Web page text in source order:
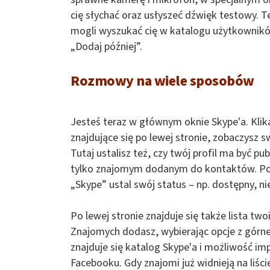
cię słychać oraz usłyszeć dźwięk testowy.
mogli wyszukać cię w katalogu
„Dodaj później”.
Rozmowy na wiele sposobów
Jesteś teraz w głównym oknie Skype'a.
znajdujące się po lewej stronie, zobaczysz
Tutaj ustalisz też, czy twój profil ma być
tylko znajomym dodanym do kontaktów.
„Skype” ustal swój status – np. dostępny,
Po lewej stronie znajduje się także lista
Znajomych dodasz, wybierając opcje z
znajduje się katalog Skype'a i możliwość
Facebooku. Gdy znajomi już widnieją na